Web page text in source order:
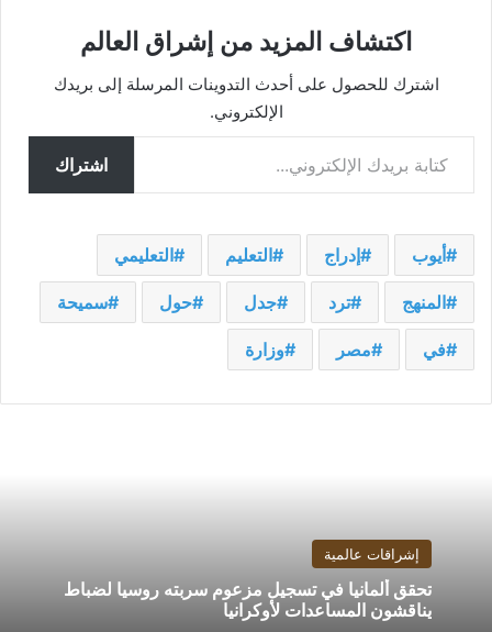
اكتشاف المزيد من إشراق العالم
اشترك للحصول على أحدث التدوينات المرسلة إلى بريدك
الإلكتروني.
كتابة بريدك الإلكتروني...
اشتراك
أيوب إدراج التعليم التعليمي
المنهج ترد جدل حول سميحة
في مصر وزارة
إشراقات عالمية
تحقق ألمانيا في تسجيل مزعوم سربته روسيا لضباط
يناقشون المساعدات لأوكرانيا